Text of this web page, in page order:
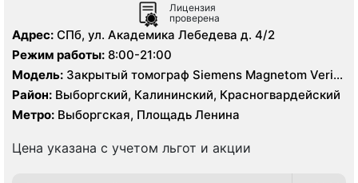
Лицензия
проверена
Адрес: СПб, ул. Академика Лебедева д. 4/2
Режим работы: 8:00-21:00
Модель: Закрытый томограф Siemens Magnetom Verio
3.0 Тесла, КТ Siemens Somatom Definition 64 среза
Район: Выборгский, Калининский, Красногвардейский
Метро: Выборгская, Площадь Ленина
Цена указана с учетом льгот и акции